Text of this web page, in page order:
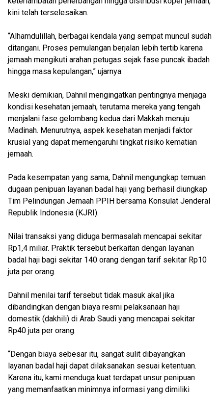
kini telah terselesaikan.
“Alhamdulillah, berbagai kendala yang sempat muncul sudah
ditangani. Proses pemulangan berjalan lebih tertib karena
jemaah mengikuti arahan petugas sejak fase puncak ibadah
hingga masa kepulangan,” ujarnya.
Meski demikian, Dahnil mengingatkan pentingnya menjaga
kondisi kesehatan jemaah, terutama mereka yang tengah
menjalani fase gelombang kedua dari Makkah menuju
Madinah. Menurutnya, aspek kesehatan menjadi faktor
krusial yang dapat memengaruhi tingkat risiko kematian
jemaah.
Pada kesempatan yang sama, Dahnil mengungkap temuan
dugaan penipuan layanan badal haji yang berhasil diungkap
Tim Pelindungan Jemaah PPIH bersama Konsulat Jenderal
Republik Indonesia (KJRI).
Nilai transaksi yang diduga bermasalah mencapai sekitar
Rp1,4 miliar. Praktik tersebut berkaitan dengan layanan
badal haji bagi sekitar 140 orang dengan tarif sekitar Rp10
juta per orang.
Dahnil menilai tarif tersebut tidak masuk akal jika
dibandingkan dengan biaya resmi pelaksanaan haji
domestik (dakhili) di Arab Saudi yang mencapai sekitar
Rp40 juta per orang.
“Dengan biaya sebesar itu, sangat sulit dibayangkan
layanan badal haji dapat dilaksanakan sesuai ketentuan.
Karena itu, kami menduga kuat terdapat unsur penipuan
yang memanfaatkan minimnya informasi yang dimiliki